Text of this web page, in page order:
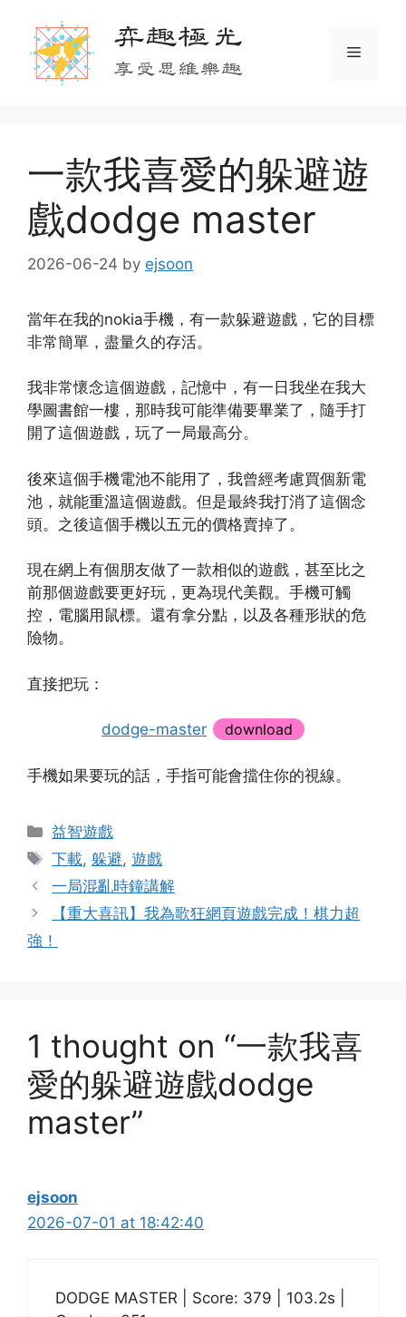
content
弈趣極光
享受思維樂趣
Menu
一款我喜愛的躲避遊
戲dodge master
2026-06-24 by ejsoon
當年在我的nokia手機，有一款躲避遊戲，它的目標
非常簡單，盡量久的存活。
我非常懷念這個遊戲，記憶中，有一日我坐在我大
學圖書館一樓，那時我可能準備要畢業了，隨手打
開了這個遊戲，玩了一局最高分。
後來這個手機電池不能用了，我曾經考慮買個新電
池，就能重溫這個遊戲。但是最終我打消了這個念
頭。之後這個手機以五元的價格賣掉了。
現在網上有個朋友做了一款相似的遊戲，甚至比之
前那個遊戲要更好玩，更為現代美觀。手機可觸
控，電腦用鼠標。還有拿分點，以及各種形狀的危
險物。
直接把玩：
dodge-master download
手機如果要玩的話 ，手指可能會擋住你的視線。
Categories
益智遊戲
Tags
下載,躲避,遊戲
一局混亂時鐘講解
【重大喜訊】我為歌狂網頁遊戲完成！棋力超
強！
1 thought on “一款我喜
愛的躲避遊戲dodge
master”
ejsoon
2026-07-01 at 18:42:40
DODGE MASTER | Score: 379 | 103.2s |